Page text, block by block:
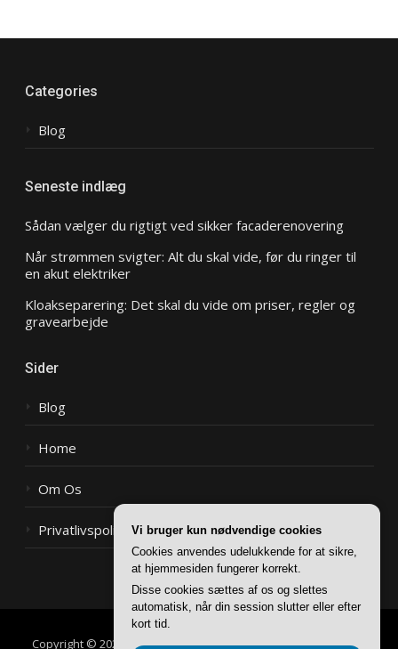
Categories
Blog
Seneste indlæg
Sådan vælger du rigtigt ved sikker facaderenovering
Når strømmen svigter: Alt du skal vide, før du ringer til
en akut elektriker
Kloakseparering: Det skal du vide om priser, regler og
gravearbejde
Sider
Blog
Home
Om Os
Privatlivspolitik
Copyright © 2026 Have Henriette–Glob tema afFameThemes
Vi bruger kun nødvendige cookies
Cookies anvendes udelukkende for at sikre,
at hjemmesiden fungerer korrekt.
Disse cookies sættes af os og slettes
automatisk, når din session slutter eller efter
kort tid.